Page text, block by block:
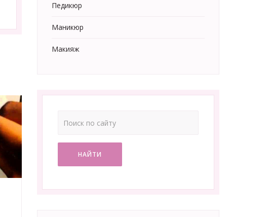
Педикюр
Маникюр
Макияж
НАЙТИ